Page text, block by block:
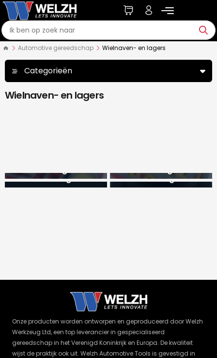
Automotive gereedschap Wielnaven- en lagers
Categorieën
Wielnaven- en lagers
Universele lagerkits
Wielnaaf- en lagerservice
Onze producten worden ontworpen en geproduceerd door Welzh
Werkzeug Ltd, een top leverancier in gespecialiseerd
gereedschap in het Verenigd Koninkrijk en Europa. De kwaliteit
wijst de praktijk ook uit. Welzh Automotive Tools is gevestigd in